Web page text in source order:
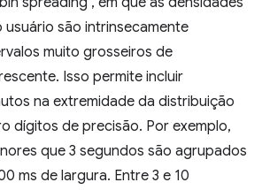
usuário são intrinsecamente
muito grosseiros de
Isso permite incluir
na extremidade da distribuição
dígitos de precisão. Por exemplo,
que 3 segundos são agrupados
ms de largura. Entre 3 e 10